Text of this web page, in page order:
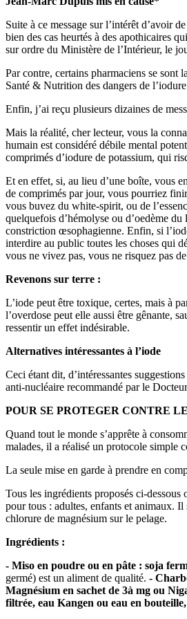
Suite à ce message sur l’intérêt d’avoir
bien des cas heurtés à des apothicaires
sur ordre du Ministère de l’Intérieur, le
Par contre, certains pharmaciens se sont
Santé & Nutrition des dangers de
Enfin, j’ai reçu plusieurs dizaines de
Mais la réalité, cher lecteur, vous la
humain est considéré débile mental
comprimés d’iodure de potassium, qui
Et en effet, si, au lieu d’une boîte, vous
de comprimés par jour, vous pourriez
vous buvez du white-spirit, ou de
quelquefois d’hémolyse ou d’oedème
constriction œsophagienne. Enfin, si
interdire au public toutes les choses qui
vous ne vivez pas, vous ne risquez pas
Revenons sur terre :
L’iode peut être toxique, certes, mais à
l’overdose peut elle aussi être gênante,
ressentir un effet indésirable.
Alternatives intéressantes à l’iode
Ceci étant dit, d’intéressantes
anti-nucléaire recommandé par le
POUR SE PROTEGER CONTRE
Quand tout le monde s’apprête à
malades, il a réalisé un protocole simple
La seule mise en garde à prendre en
Tous les ingrédients proposés ci-
pour tous : adultes, enfants et animaux.
chlorure de magnésium sur le pelage.
Ingrédients :
- Miso en poudre ou en pâte : soja
germé) est un aliment de qualité. -
Magnésium en sachet de 3à mg ou
filtrée, eau Kangen ou eau en